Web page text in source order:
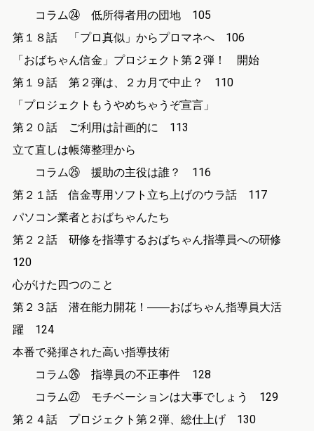
コラム㉔ 低所得者用の団地 105
第１８話 「プロ真似」からプロマネへ 106
「おばちゃん信金」プロジェクト第２弾！ 開始
第１９話 第２弾は、２カ月で中止？ 110
「プロジェクトもうやめちゃうぞ宣言」
第２０話 ご利用は計画的に 113
立て直しは帳簿整理から
コラム㉕ 援助の主役は誰？ 116
第２１話 信金専用ソフト立ち上げのウラ話 117
パソコン業者とおばちゃんたち
第２２話 研修を指導するおばちゃん指導員への研修
120
心がけた四つのこと
第２３話 潜在能力開花！――おばちゃん指導員大活
躍 124
本番で発揮された高い指導技術
コラム㉖ 指導員の不正事件 128
コラム㉗ モチベーションは大事でしょう 129
第２４話 プロジェクト第２弾、総仕上げ 130